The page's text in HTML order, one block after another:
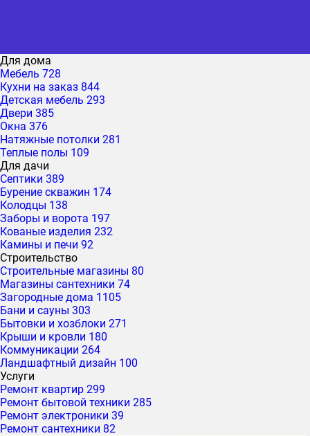
Для дома
Мебель 728
Кухни на заказ 844
Детская мебель 293
Двери 385
Окна 376
Натяжные потолки 281
Теплые полы 109
Для дачи
Септики 389
Бурение скважин 174
Колодцы 138
Заборы и ворота 197
Кованые изделия 232
Камины и печи 92
Строительство
Строительные магазины 80
Магазины сантехники 74
Загородные дома 1105
Бани и сауны 303
Бытовки и хозблоки 271
Крыши и кровли 180
Коммуникации 264
Ландшафтный дизайн 100
Услуги
Ремонт квартир 299
Ремонт бытовой техники 285
Ремонт электроники 39
Ремонт сантехники 82